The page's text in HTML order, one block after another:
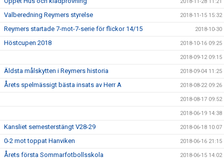
Valberedning Reymers styrelse 2018-11-15 15:32
Reymers startade 7-mot-7-serie för flickor 14/15 2018-10-30
Höstcupen 2018 2018-10-16 09:25
2018-09-12 09:15
Äldsta målskytten i Reymers historia 2018-09-04 11:25
Årets spelmässigt bästa insats av Herr A 2018-08-22 09:26
2018-08-17 09:52
2018-06-19 14:38
Kansliet semesterstängt V28-29 2018-06-18 10:07
0-2 mot toppat Hanviken 2018-06-16 21:15
Årets första Sommarfotbollsskola 2018-06-15 14:02